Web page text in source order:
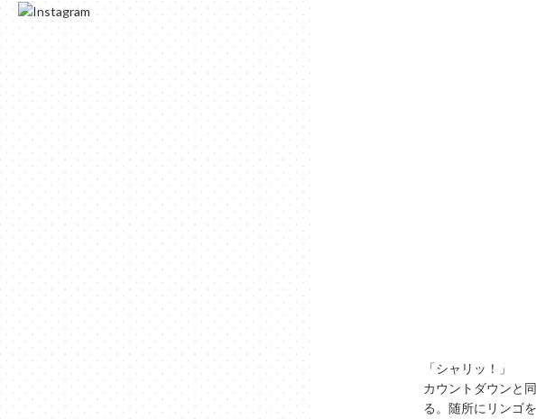
「シャリッ！」
カウントダウンと
る。随所にリンゴ